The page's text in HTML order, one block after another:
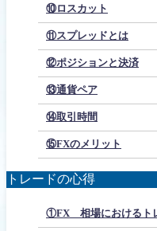
⑩ロスカット
⑪スプレッドとは
⑫ポジションと決済
⑬通貨ペア
⑭取引時間
⑮FXのメリット
トレードの心得
①FX 相場におけるト